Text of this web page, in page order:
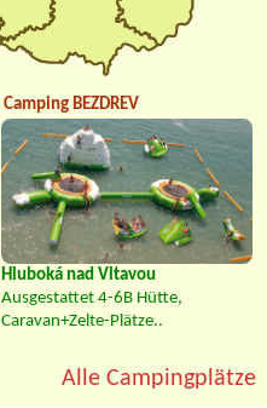
Camping BEZDREV
Hluboká nad Vltavou
Ausgestattet 4-6B Hütte,
Caravan+Zelte-Plätze..
Alle Campingplätze